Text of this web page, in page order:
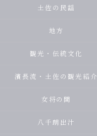
土佐の民謡
地方
観光・伝統文化
濱長流・土佐の観光紹介
女将の間
八千朗出汁